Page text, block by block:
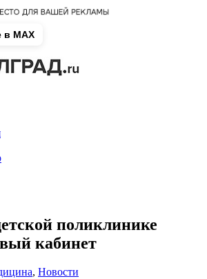
поликлинике
кабинет
, Новости
в MAX